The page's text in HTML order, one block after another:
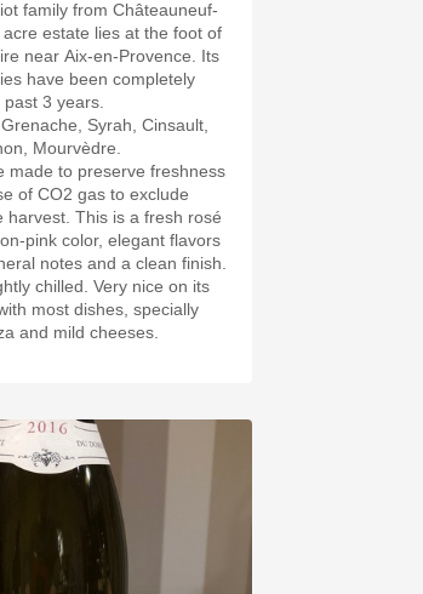
family from Châteauneuf-
estate lies at the foot of
near Aix-en-Provence. Its
have been completely
3 years.
Syrah, Cinsault,
Mourvèdre.
made to preserve freshness
of CO2 gas to exclude
harvest. This is a fresh rosé
pink color, elegant flavors
notes and a clean finish.
chilled. Very nice on its
most dishes, specially
and mild cheeses.